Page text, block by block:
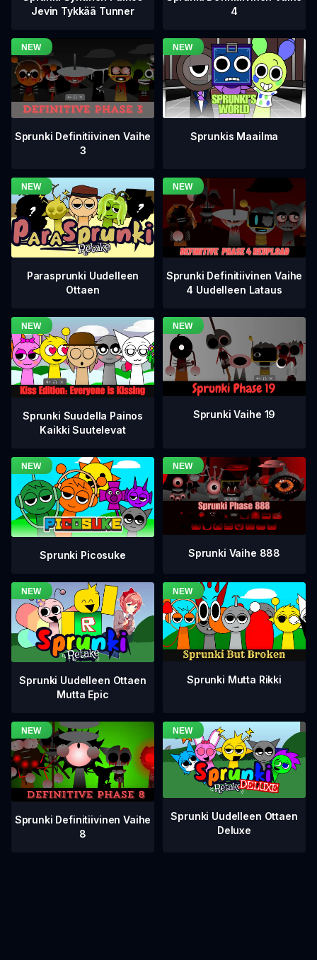
Jevin Tykkää Tunner
4
Sprunki Definitiivinen Vaihe
3
Sprunkis Maailma
Parasprunki Uudelleen
Ottaen
Sprunki Definitiivinen Vaihe
4 Uudelleen Lataus
Sprunki Suudella Painos
Kaikki Suutelevat
Sprunki Vaihe 19
Sprunki Picosuke Sprunki Vaihe 888
Sprunki Uudelleen Ottaen
Mutta Epic
Sprunki Mutta Rikki
Sprunki Definitiivinen Vaihe
8
Sprunki Uudelleen Ottaen
Deluxe